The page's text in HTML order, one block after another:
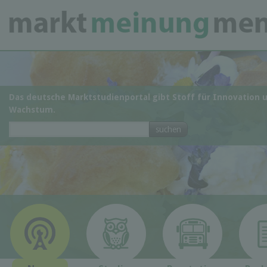
Das deutsche Marktstudienportal gibt Stoff für Innovation
Wachstum.